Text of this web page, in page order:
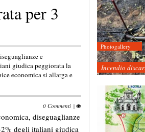
per 3
e
giudica peggiorata la
economica si allarga e
0 Commenti |
diseguaglianze
degli italiani giudica
Photogallery
Incendio